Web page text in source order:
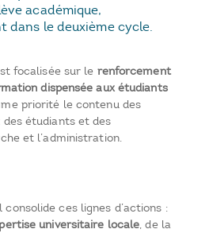
académique,
dans le deuxième cycle.
focalisée sur le renforcement
dispensée aux étudiants
priorité le contenu des
des étudiants et des
et l’administration.
ces lignes d’actions :
universitaire locale, de la